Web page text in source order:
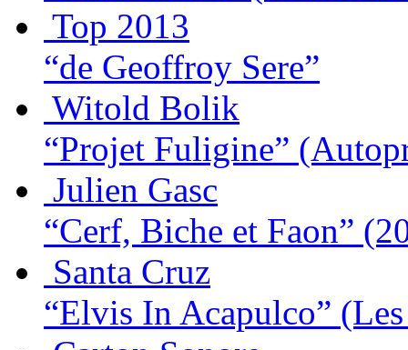
Top 2013
“de Geoffroy Sere”
Witold Bolik
“Projet Fuligine”
Julien Gasc
“Cerf, Biche et Faon”
Santa Cruz
“Elvis In Acapulco”